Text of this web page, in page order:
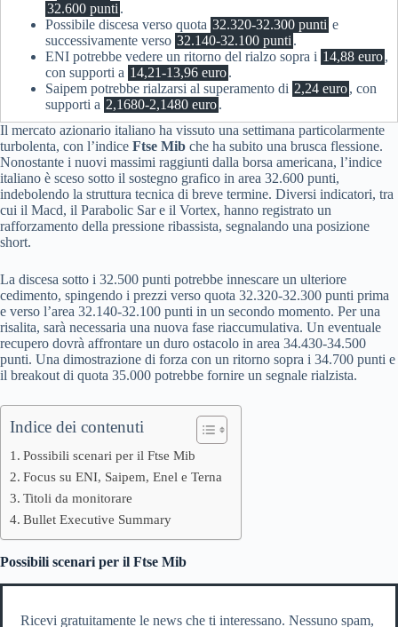
32.600 punti .
Possibile discesa verso quota 32.320-32.300 punti e
successivamente verso 32.140-32.100 punti .
ENI potrebbe vedere un ritorno del rialzo sopra i 14,88 euro,
con supporti a 14,21-13,96 euro.
Saipem potrebbe rialzarsi al superamento di 2,24 euro, con
supporti a 2,1680-2,1480 euro.
Il mercato azionario italiano ha vissuto una settimana particolarmente
turbolenta, con l’indice Ftse Mib che ha subito una brusca flessione.
Nonostante i nuovi massimi raggiunti dalla borsa americana, l’indice
italiano è sceso sotto il sostegno grafico in area 32.600 punti,
indebolendo la struttura tecnica di breve termine. Diversi indicatori, tra
cui il Macd, il Parabolic Sar e il Vortex, hanno registrato un
rafforzamento della pressione ribassista, segnalando una posizione
short.
La discesa sotto i 32.500 punti potrebbe innescare un ulteriore
cedimento, spingendo i prezzi verso quota 32.320-32.300 punti prima
e verso l’area 32.140-32.100 punti in un secondo momento. Per una
risalita, sarà necessaria una nuova fase riaccumulativa. Un eventuale
recupero dovrà affrontare un duro ostacolo in area 34.430-34.500
punti. Una dimostrazione di forza con un ritorno sopra i 34.700 punti e
il breakout di quota 35.000 potrebbe fornire un segnale rialzista.
Indice dei contenuti
Possibili scenari per il Ftse Mib
Focus su ENI, Saipem, Enel e Terna
Titoli da monitorare
Bullet Executive Summary
Possibili scenari per il Ftse Mib
Ricevi gratuitamente le news che ti interessano. Nessuno spam,